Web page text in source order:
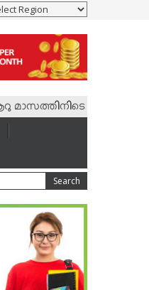
കാമുകനുമായി
Search